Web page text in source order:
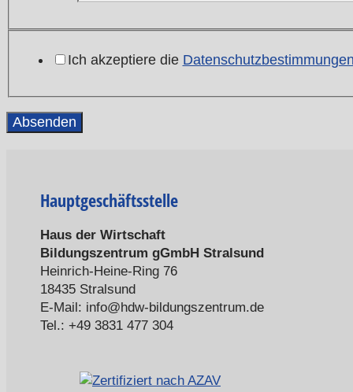
Ich akzeptiere die Datenschutzbestimmungen
Hauptgeschäftsstelle
Haus der Wirtschaft
Bildungszentrum gGmbH Stralsund
Heinrich-Heine-Ring 76
18435 Stralsund
E-Mail: info@hdw-bildungszentrum.de
Tel.: +49 3831 477 304